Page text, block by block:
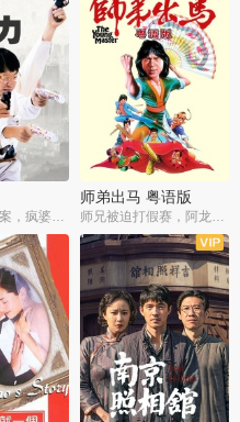
朱古力乌龙查案，疯婆子神助攻
师弟出马 粤语版
师兄被迫打假赛，阿龙追查斗黑帮